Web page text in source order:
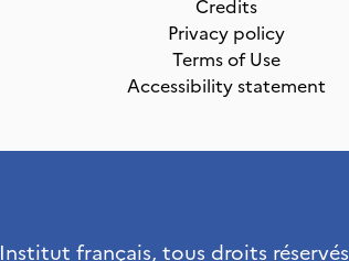
Credits
Privacy policy
Terms of Use
Accessibility statement
Institut français, tous droits réservés